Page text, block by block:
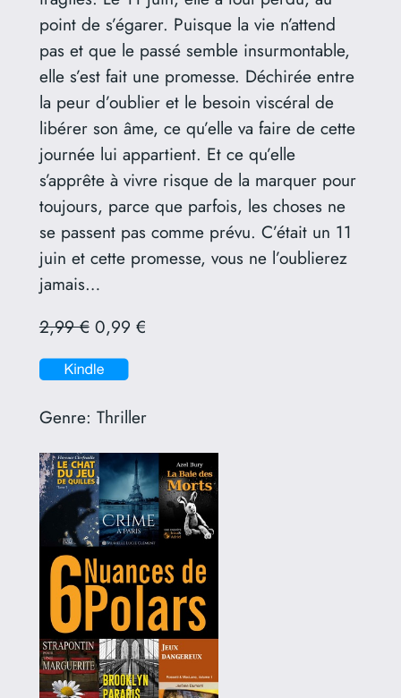
point de s’égarer. Puisque la vie n’attend
pas et que le passé semble insurmontable,
elle s’est fait une promesse. Déchirée entre
la peur d’oublier et le besoin viscéral de
libérer son âme, ce qu’elle va faire de cette
journée lui appartient. Et ce qu’elle
s’apprête à vivre risque de la marquer pour
toujours, parce que parfois, les choses ne
se passent pas comme prévu. C’était un 11
juin et cette promesse, vous ne l’oublierez
jamais…
2,99 €0,99 €
Genre: Thriller